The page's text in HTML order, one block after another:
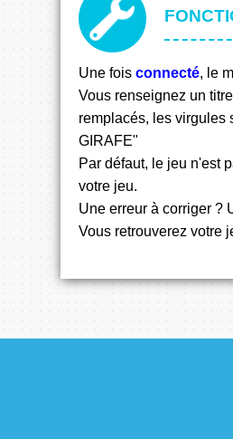
Une foisconnecté, le
Vous renseignez un
remplacés, les virgules
GIRAFE"
Par défaut, le jeu n'est
votre jeu.
Une erreur à corriger ?
Vous retrouverez votre